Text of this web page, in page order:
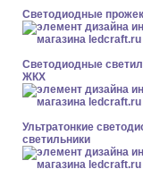
Светодиодные
Светодиодные
ЖКХ
Ультратонкие
светильники